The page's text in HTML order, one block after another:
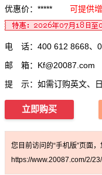
优惠价：*****
可提供
电 话：400 612 8668、
邮 箱： Kf@20087.com
提 示：如需订购英文、日
立即购买
您目前访问的“手机版”页面，
https://www.20087.com/2/